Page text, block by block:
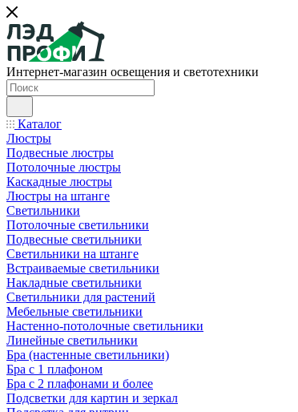
Интернет-магазин освещения и светотехники
Каталог
Люстры
Подвесные люстры
Потолочные люстры
Каскадные люстры
Люстры на штанге
Светильники
Потолочные светильники
Подвесные светильники
Светильники на штанге
Встраиваемые светильники
Накладные светильники
Светильники для растений
Мебельные светильники
Настенно-потолочные светильники
Линейные светильники
Бра (настенные светильники)
Бра с 1 плафоном
Бра с 2 плафонами и более
Подсветки для картин и зеркал